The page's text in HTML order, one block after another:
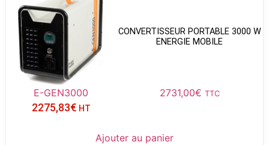
CONVERTISSEUR PORTABLE 3000 W
ENERGIE MOBILE
E-GEN3000 2731,00€ TTC
2275,83€ HT
Ajouter au panier